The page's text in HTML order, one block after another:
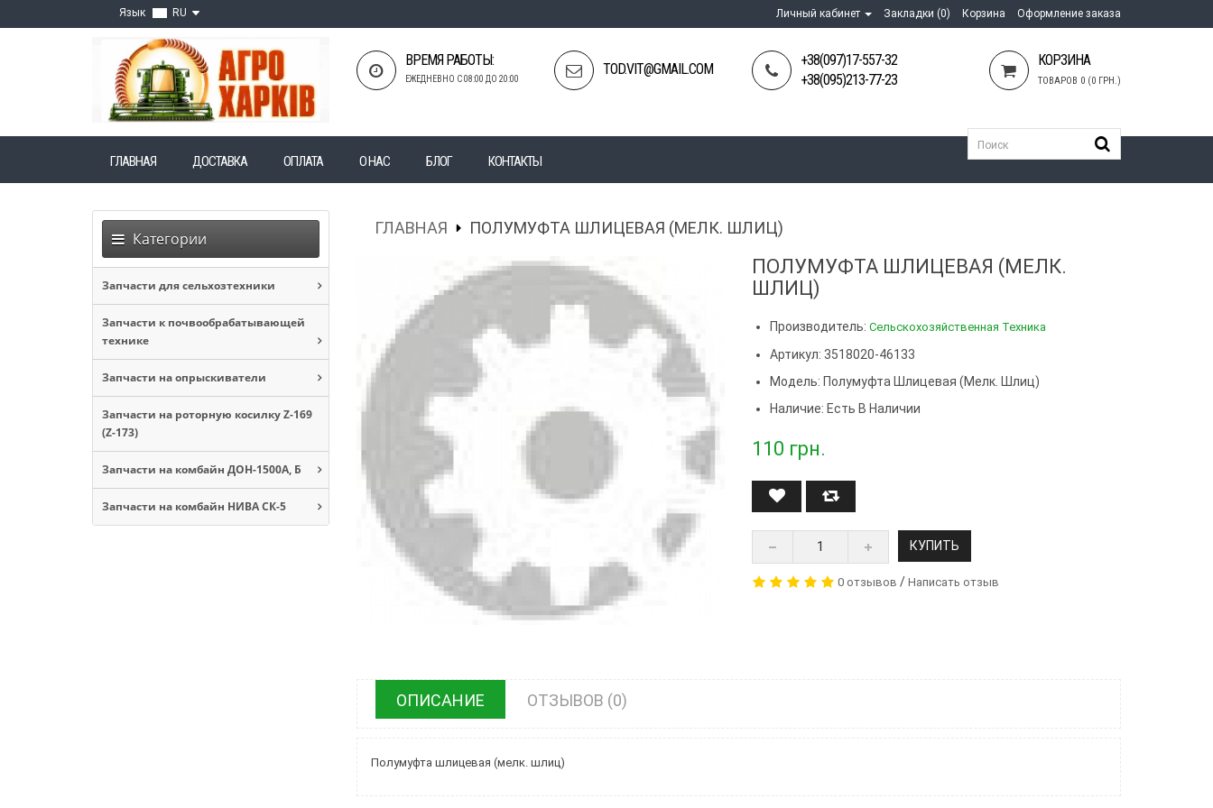
Язык RU Личный кабинет Закладки (0) Корзина Оформление заказа
ВРЕМЯ РАБОТЫ:
ЕЖЕДНЕВНО С 08:00 ДО 20:00
TOD.VIT@GMAIL.COM
+38(097)17-557-32
+38(095)213-77-23
КОРЗИНА
ТОВАРОВ 0 (0 ГРН.)
ГЛАВНАЯ ДОСТАВКА ОПЛАТА О НАС БЛОГ КОНТАКТЫ
Категории
Запчасти для сельхозтехники
Запчасти к почвообрабатывающей
технике
Запчасти на опрыскиватели
Запчасти на роторную косилку Z-169
(Z-173)
Запчасти на комбайн ДОН-1500А, Б
Запчасти на комбайн НИВА СК-5
ГЛАВНАЯ ПОЛУМУФТА ШЛИЦЕВАЯ (МЕЛК. ШЛИЦ)
ПОЛУМУФТА ШЛИЦЕВАЯ (МЕЛК.
ШЛИЦ)
Производитель:Сельскохозяйственная Техника
Артикул: 3518020-46133
Модель: Полумуфта Шлицевая (мелк. Шлиц)
Наличие: Есть В Наличии
110 грн.
КУПИТЬ
0 отзывов /Написать отзыв
ОПИСАНИЕ ОТЗЫВОВ (0)
Полумуфта шлицевая (мелк. шлиц)